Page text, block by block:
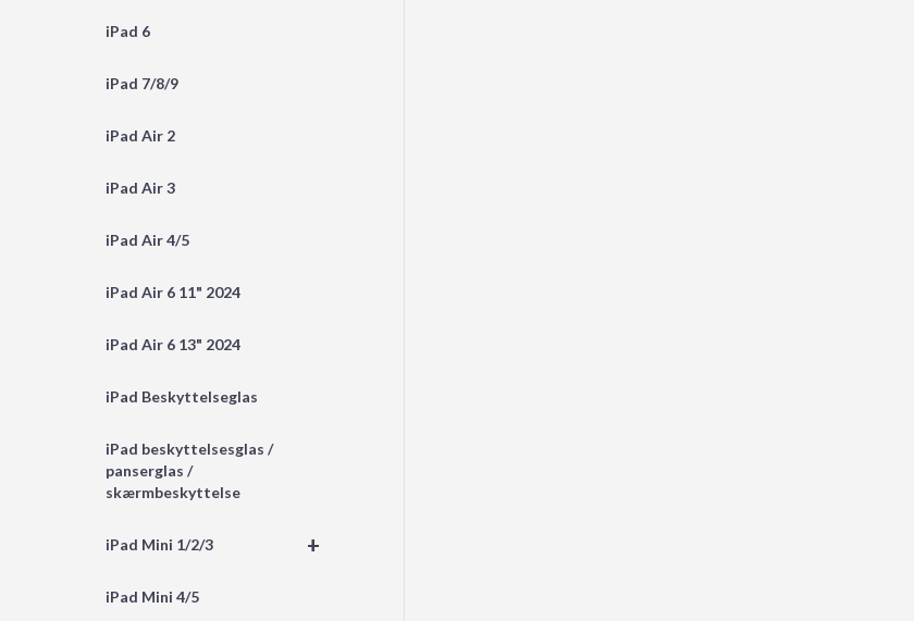
iPad 6
iPad 7/8/9
iPad Air 2
iPad Air 3
iPad Air 4/5
iPad Air 6 11" 2024
iPad Air 6 13" 2024
iPad Beskyttelseglas
iPad beskyttelsesglas /
panserglas /
skærmbeskyttelse
+
iPad Mini 1/2/3
iPad Mini 4/5